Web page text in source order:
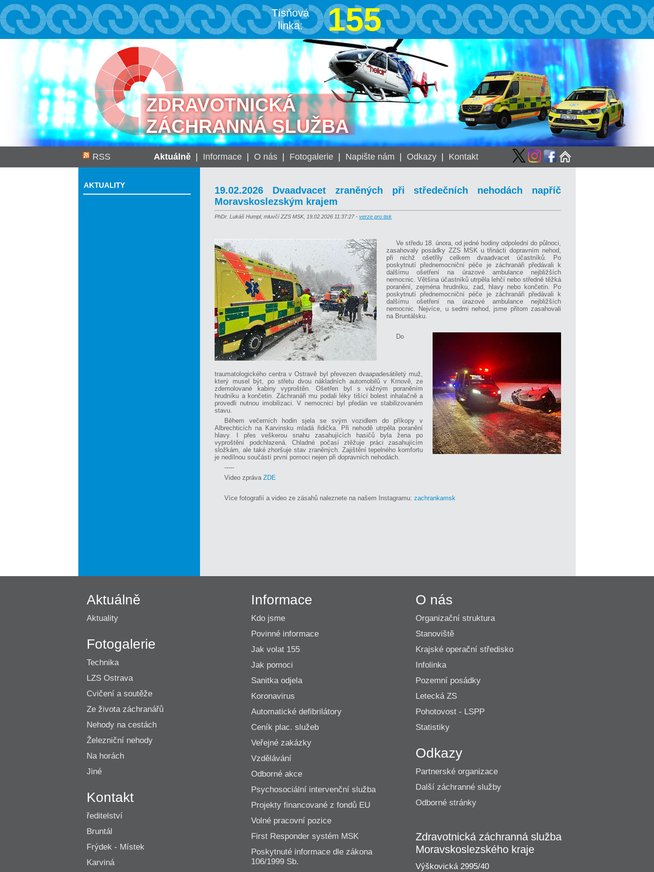
Tísňová
linka:
155
ZDRAVOTNICKÁ
ZÁCHRANNÁ SLUŽBA
RSS Aktuálně Informace O nás Fotogalerie Napište nám Odkazy Kontakt
AKTUALITY
19.02.2026 Dvaadvacet zraněných při středečních nehodách napříč
Moravskoslezským krajem
PhDr. Lukáš Humpl, mluvčí ZZS MSK, 19.02.2026 11:37:27 - verze pro tisk
Ve středu 18. února, od jedné hodiny odpolední do půlnoci,
zasahovaly posádky ZZS MSK u třinácti dopravním nehod,
při nichž ošetřily celkem dvaadvacet účastníků. Po
poskytnutí přednemocniční péče je záchranáři předávali k
dalšímu ošetření na úrazové ambulance nejbližších
nemocnic. Většina účastníků utrpěla lehčí nebo středně těžká
poranění, zejména hrudníku, zad, hlavy nebo končetin. Po
poskytnutí přednemocniční péče je záchranáři předávali k
dalšímu ošetření na úrazové ambulance nejbližších
nemocnic. Nejvíce, u sedmi nehod, jsme přitom zasahovali
na Bruntálsku.
Do
traumatologického centra v Ostravě byl převezen dvaapadesátiletý muž,
který musel být, po střetu dvou nákladních automobilů v Krnově, ze
zdemolované kabiny vyproštěn. Ošetřen byl s vážným poraněním
hrudníku a končetin. Záchranáři mu podali léky tišící bolest inhalačně a
provedli nutnou imobilizaci. V nemocnici byl předán ve stabilizovaném
stavu.
Během večerních hodin sjela se svým vozidlem do příkopy v
Albrechticích na Karvinsku mladá řidička. Při nehodě utrpěla poranění
hlavy. I přes veškerou snahu zasahujících hasičů byla žena po
vyproštění podchlazená. Chladné počasí ztěžuje práci zasahujícím
složkám, ale také zhoršuje stav zraněných. Zajištění tepelného komfortu
je nedílnou součástí první pomoci nejen při dopravních nehodách.
-----
Video zpráva ZDE
Více fotografií a video ze zásahů naleznete na našem Instagramu: zachrankamsk
Aktuálně
Aktuality
Fotogalerie
Technika
LZS Ostrava
Cvičení a soutěže
Ze života záchranářů
Nehody na cestách
Železniční nehody
Na horách
Jiné
Kontakt
ředitelství
Bruntál
Frýdek - Místek
Karviná
Informace
Kdo jsme
Povinné informace
Jak volat 155
Jak pomoci
Sanitka odjela
Koronavirus
Automatické defibrilátory
Ceník plac. služeb
Veřejné zakázky
Vzdělávání
Odborné akce
Psychosociální intervenční služba
Projekty financované z fondů EU
Volné pracovní pozice
First Responder systém MSK
Poskytnuté informace dle zákona
106/1999 Sb.
O nás
Organizační struktura
Stanoviště
Krajské operační středisko
Infolinka
Pozemní posádky
Letecká ZS
Pohotovost - LSPP
Statistiky
Odkazy
Partnerské organizace
Další záchranné služby
Odborné stránky
Zdravotnická záchranná služba
Moravskoslezského kraje
Výškovická 2995/40